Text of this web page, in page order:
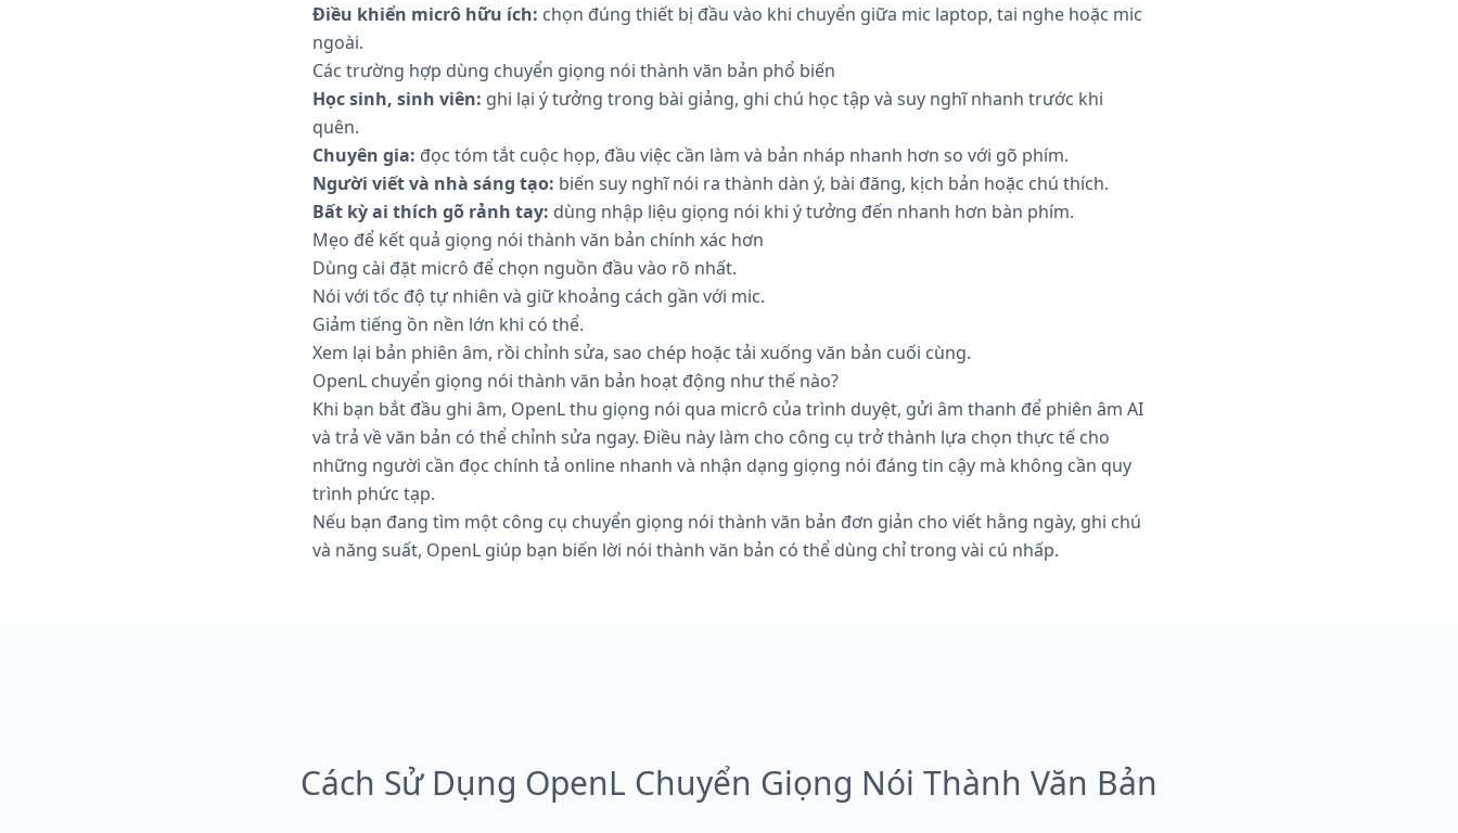
Điều khiển micrô hữu ích: chọn đúng thiết bị đầu vào khi chuyển giữa mic laptop, tai nghe hoặc mic
ngoài.
Các trường hợp dùng chuyển giọng nói thành văn bản phổ biến
Học sinh, sinh viên: ghi lại ý tưởng trong bài giảng, ghi chú học tập và suy nghĩ nhanh trước khi
quên.
Chuyên gia: đọc tóm tắt cuộc họp, đầu việc cần làm và bản nháp nhanh hơn so với gõ phím.
Người viết và nhà sáng tạo: biến suy nghĩ nói ra thành dàn ý, bài đăng, kịch bản hoặc chú thích.
Bất kỳ ai thích gõ rảnh tay: dùng nhập liệu giọng nói khi ý tưởng đến nhanh hơn bàn phím.
Mẹo để kết quả giọng nói thành văn bản chính xác hơn
Dùng cài đặt micrô để chọn nguồn đầu vào rõ nhất.
Nói với tốc độ tự nhiên và giữ khoảng cách gần với mic.
Giảm tiếng ồn nền lớn khi có thể.
Xem lại bản phiên âm, rồi chỉnh sửa, sao chép hoặc tải xuống văn bản cuối cùng.
OpenL chuyển giọng nói thành văn bản hoạt động như thế nào?
Khi bạn bắt đầu ghi âm, OpenL thu giọng nói qua micrô của trình duyệt, gửi âm thanh để phiên âm AI
và trả về văn bản có thể chỉnh sửa ngay. Điều này làm cho công cụ trở thành lựa chọn thực tế cho
những người cần đọc chính tả online nhanh và nhận dạng giọng nói đáng tin cậy mà không cần quy
trình phức tạp.
Nếu bạn đang tìm một công cụ chuyển giọng nói thành văn bản đơn giản cho viết hằng ngày, ghi chú
và năng suất, OpenL giúp bạn biến lời nói thành văn bản có thể dùng chỉ trong vài cú nhấp.
Cách Sử Dụng OpenL Chuyển Giọng Nói Thành Văn Bản